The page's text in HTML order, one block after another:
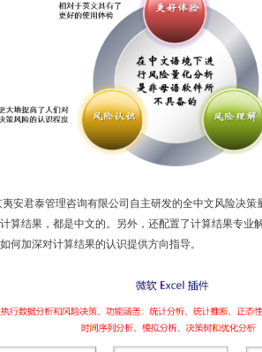
安君泰管理咨询有限公司自主研发的全中文风险决策
算结果，都是中文的。另外，还配置了计算结果专业
何加深对计算结果的认识提供方向指导。